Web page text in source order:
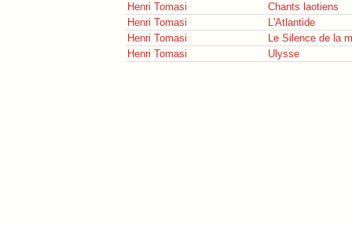
Henri Tomasi
Chants laotiens
Henri Tomasi
L'Atlantide
Henri Tomasi
Le Silence de la
Henri Tomasi
Ulysse